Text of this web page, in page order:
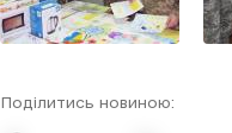
Поділитись новиною: